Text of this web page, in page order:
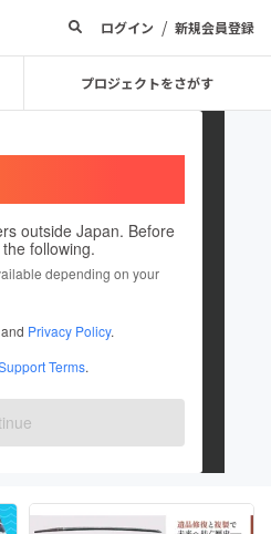
ログイン / 新規会員登録
プロジェクトをさがす
outside Japan. Before
following.
depending on your
and Privacy Policy.
Terms.